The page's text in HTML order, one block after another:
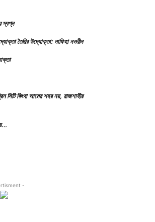
স্বপ্ন
তৈরির উদ্যোক্তা: নাফিহা নওরীন
সিটি কিংবা আমের শহর নয়, রাজশাহীর